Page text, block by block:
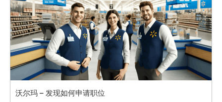
沃尔玛 – 发现如何申请职位